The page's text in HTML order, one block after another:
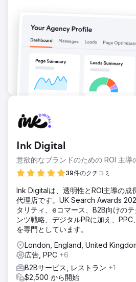
Ink Digital
意欲的なブランドのための ROI 主導
39件のクチコミ
Ink Digitalは、透明性とROI主導の成
代理店です。UK Search Awards
タリティ、eコマース、B2B向けの
ンツ戦略、デジタルPRに加え、
を専門としています。
London, England, United
広告, PPC +6
B2Bサービス, レストラン +1
$2,500 から開始